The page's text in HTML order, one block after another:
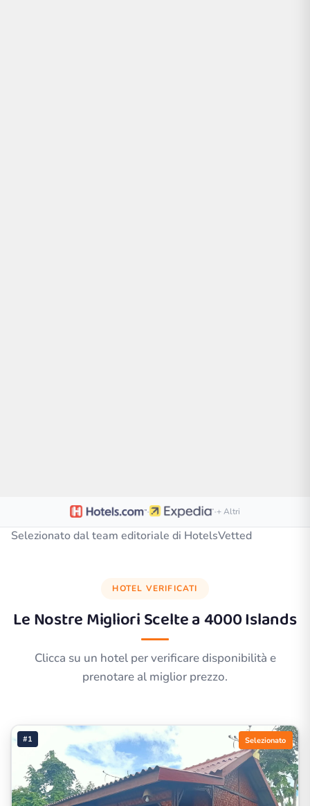
· ·+ Altri
Selezionato dal team editoriale di HotelsVetted
HOTEL VERIFICATI
Le Nostre Migliori Scelte a4000 Islands
Clicca su un hotel per verificare disponibilità e
prenotare al miglior prezzo.
#1 Selezionato